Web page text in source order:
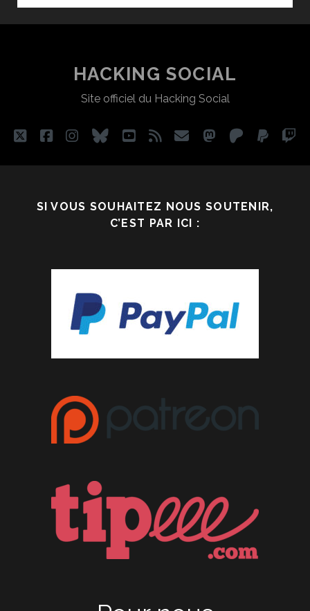
DIT
ILLÉGAL
HACKING SOCIAL
Site officiel du Hacking Social
twitterfacebook
instagram
blueskyyoutube
rss emailmastodon
patreon
SI VOUS SOUHAITEZ NOUS SOUTENIR,
C’EST PAR ICI :